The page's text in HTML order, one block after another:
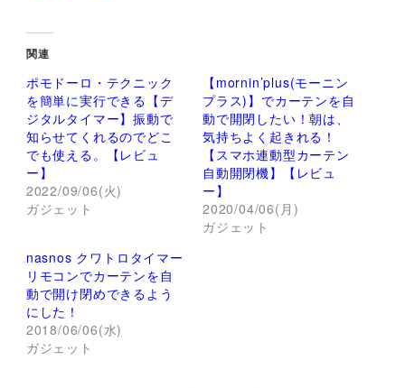
し
て
T
i
t
t
e
r
で
共
有
(
新
し
い
ド
ウ
で
開
き
ま
す
)
で
共
有
す
る
に
は
ク
ッ
ク
し
さ
い
(
新
ウ
ン
関連
ポモドーロ・テクニック
を簡単に実行できる【デ
ジタルタイマー】振動で
知らせてくれるのでどこ
でも使える。【レビュ
ー】
2022/09/06(火)
ガジェット
【mornin’plus(モーニン
プラス)】でカーテンを自
動で開閉したい！朝は、
気持ちよく起きれる！
【スマホ連動型カーテン
自動開閉機】【レビュ
ー】
2020/04/06(月)
ガジェット
nasnos クワトロタイマー
リモコンでカーテンを自
動で開け閉めできるよう
にした！
2018/06/06(水)
ガジェット